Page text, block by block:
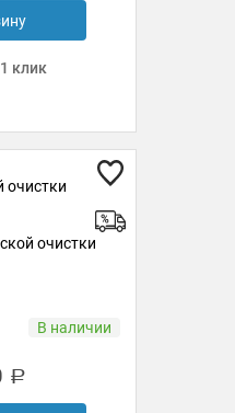
клик
очистки
В наличии